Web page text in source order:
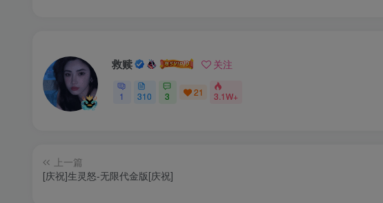
救赎 关注
1 310 3 21 3.1W+
上一篇
[庆祝]生灵怒-无限代金版[庆祝]